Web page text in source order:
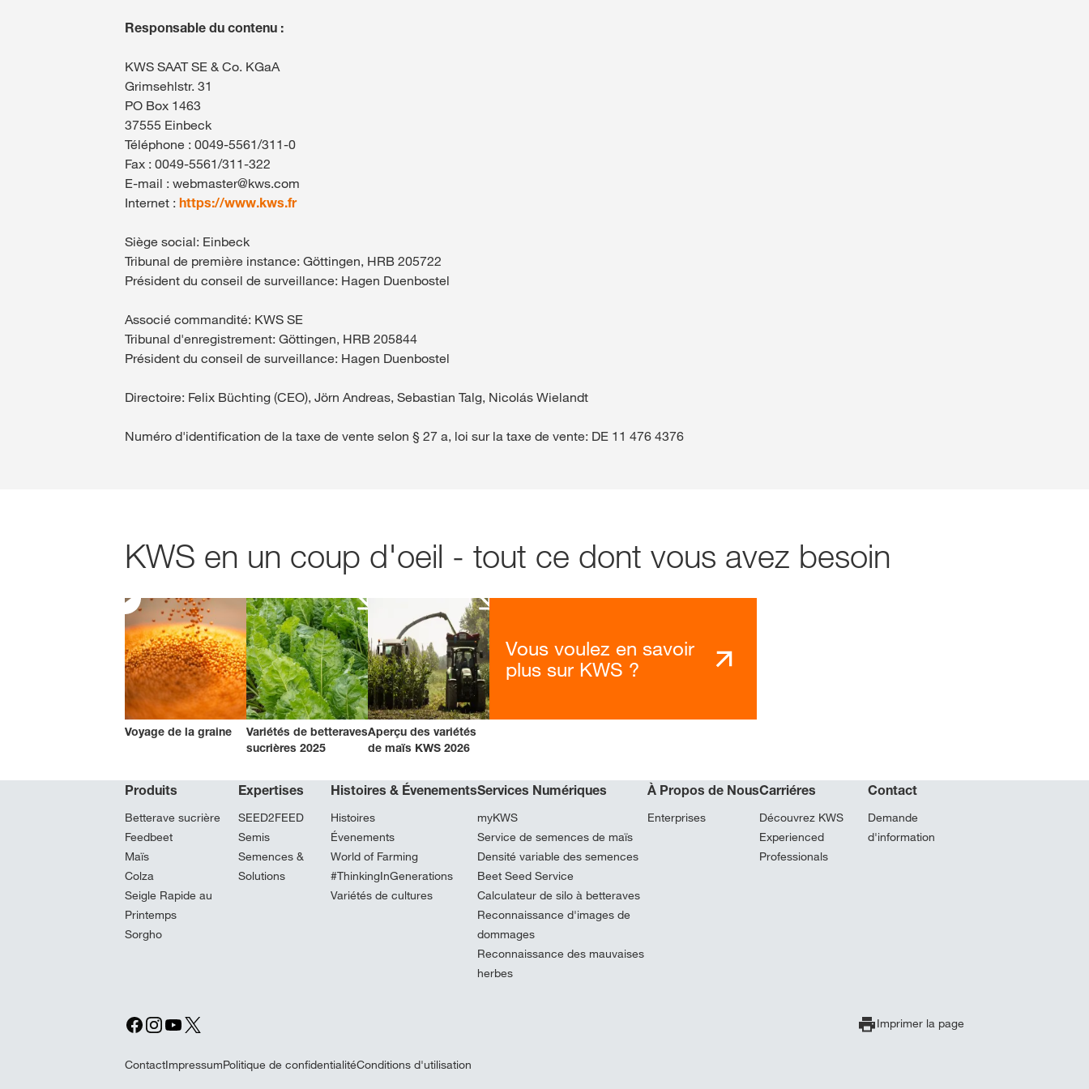
Responsable du contenu :
KWS SAAT SE & Co. KGaA
Grimsehlstr. 31
PO Box 1463
37555 Einbeck
Téléphone : 0049-5561/311-0
Fax : 0049-5561/311-322
E-mail : webmaster@kws.com
Internet : https://www.kws.fr
Siège social: Einbeck
Tribunal de première instance: Göttingen, HRB 205722
Président du conseil de surveillance: Hagen Duenbostel
Associé commandité: KWS SE
Tribunal d'enregistrement: Göttingen, HRB 205844
Président du conseil de surveillance: Hagen Duenbostel
Directoire: Felix Büchting (CEO), Jörn Andreas, Sebastian Talg, Nicolás Wielandt
Numéro d'identification de la taxe de vente selon § 27 a, loi sur la taxe de vente: DE 11 476 4376
KWS en un coup d'oeil - tout ce dont vous avez besoin
Voyage de la graine
Variétés de betteraves
sucrières 2025
Aperçu des variétés
de maïs KWS 2026
Vous voulez en savoir
plus sur KWS ?
Produits
Betterave sucrière
Feedbeet
Maïs
Colza
Seigle Rapide au
Printemps
Sorgho
Expertises
SEED2FEED
Semis
Semences &
Solutions
Histoires & Évenements
Histoires
Évenements
World of Farming
#ThinkingInGenerations
Variétés de cultures
Services Numériques
myKWS
Service de semences de maïs
Densité variable des semences
Beet Seed Service
Calculateur de silo à betteraves
Reconnaissance d'images de
dommages
Reconnaissance des mauvaises
herbes
À Propos de Nous
Enterprises
Carriéres
Découvrez KWS
Experienced
Professionals
Contact
Demande
d'information
ContactImpressumPolitique de confidentialitéConditions d'utilisation
Imprimer la page